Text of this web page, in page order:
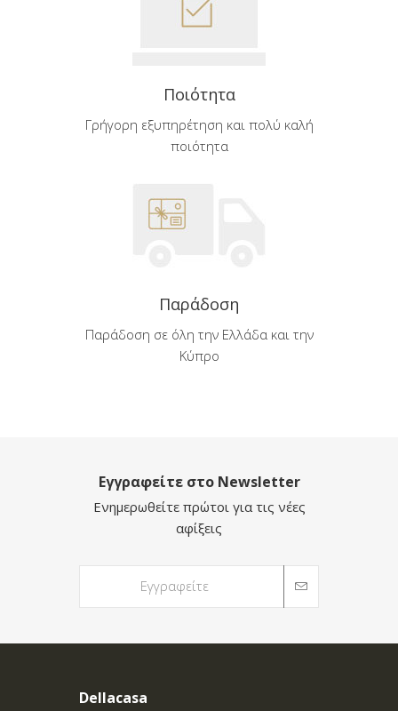
Ποιότητα
Γρήγορη εξυπηρέτηση και πολύ καλή
ποιότητα
Παράδοση
Παράδοση σε όλη την Ελλάδα και την
Κύπρο
Εγγραφείτε στο Newsletter
Ενημερωθείτε πρώτοι για τις νέες
αφίξεις
Dellacasa